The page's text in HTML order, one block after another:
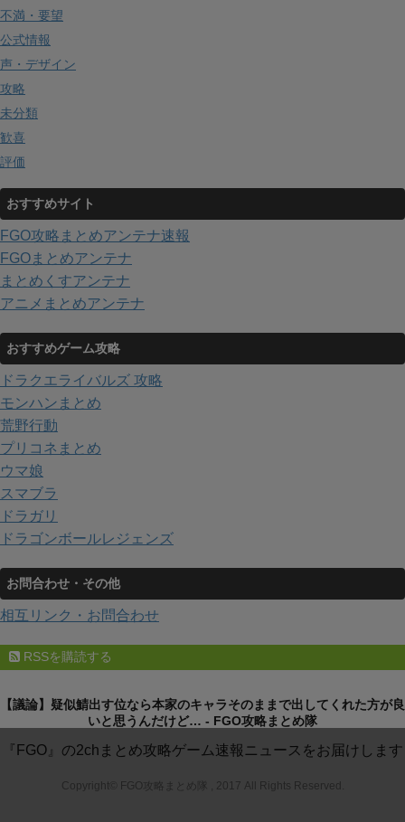
不満・要望
公式情報
声・デザイン
攻略
未分類
歓喜
評価
おすすめサイト
FGO攻略まとめアンテナ速報
FGOまとめアンテナ
まとめくすアンテナ
アニメまとめアンテナ
おすすめゲーム攻略
ドラクエライバルズ 攻略
モンハンまとめ
荒野行動
プリコネまとめ
ウマ娘
スマブラ
ドラガリ
ドラゴンボールレジェンズ
お問合わせ・その他
相互リンク・お問合わせ
RSSを購読する
【議論】疑似鯖出す位なら本家のキャラそのままで出してくれた方が良
いと思うんだけど… - FGO攻略まとめ隊
『FGO』の2chまとめ攻略ゲーム速報ニュースをお届けします
Copyright© FGO攻略まとめ隊 , 2017 All Rights Reserved.